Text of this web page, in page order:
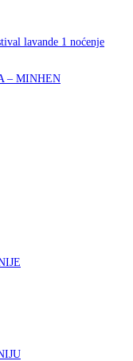
lavande 1 noćenje
– MINHEN